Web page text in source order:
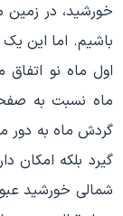
خورشید، در زمین
باشیم. اما این
اول ماه نو
ماه نسبت به
گردش ماه به دور
گیرد بلکه
شمالی خورشید